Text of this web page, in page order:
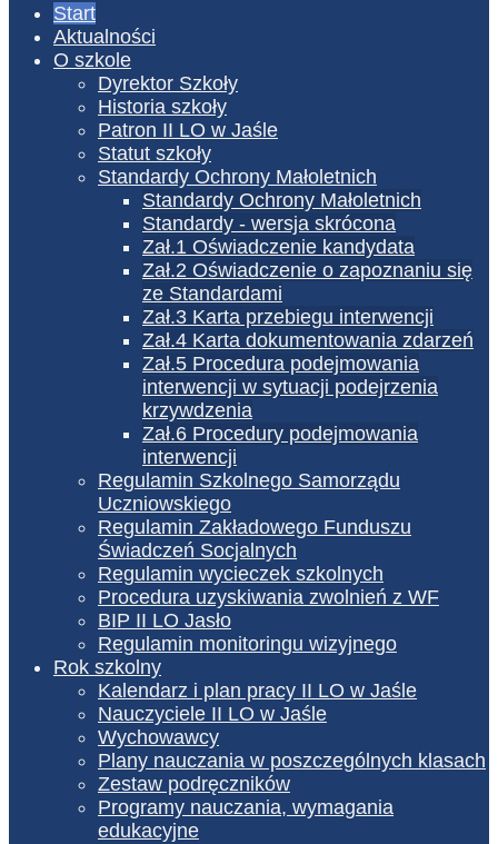
Start
Aktualności
O szkole
Dyrektor Szkoły
Historia szkoły
Patron II LO w Jaśle
Statut szkoły
Standardy Ochrony Małoletnich
Standardy Ochrony Małoletnich
Standardy - wersja skrócona
Zał.1 Oświadczenie kandydata
Zał.2 Oświadczenie o zapoznaniu się
ze Standardami
Zał.3 Karta przebiegu interwencji
Zał.4 Karta dokumentowania zdarzeń
Zał.5 Procedura podejmowania
interwencji w sytuacji podejrzenia
krzywdzenia
Zał.6 Procedury podejmowania
interwencji
Regulamin Szkolnego Samorządu
Uczniowskiego
Regulamin Zakładowego Funduszu
Świadczeń Socjalnych
Regulamin wycieczek szkolnych
Procedura uzyskiwania zwolnień z WF
BIP II LO Jasło
Regulamin monitoringu wizyjnego
Rok szkolny
Kalendarz i plan pracy II LO w Jaśle
Nauczyciele II LO w Jaśle
Wychowawcy
Plany nauczania w poszczególnych klasach
Zestaw podręczników
Programy nauczania, wymagania
edukacyjne